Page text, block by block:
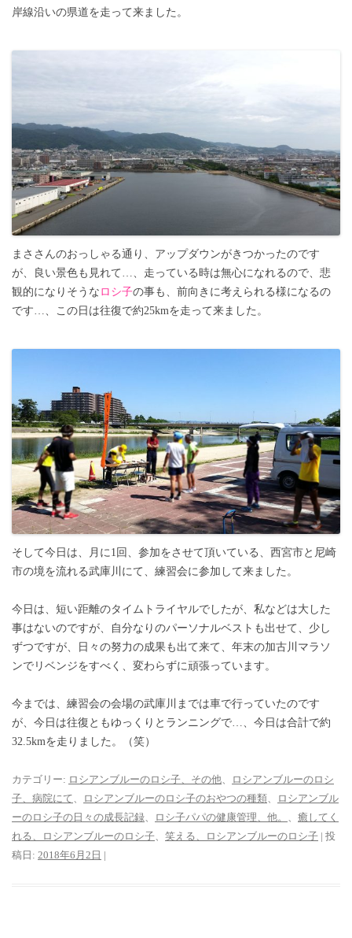
岸線沿いの県道を走って来ました。
まささんのおっしゃる通り、アップダウンがきつかったのです
が、良い景色も見れて…、走っている時は無心になれるので、悲
観的になりそうな ロシ子の事も、前向きに考えられる様になるの
です…、この日は往復で約25kmを走って来ました。
そして今日は、月に1回、参加をさせて頂いている、西宮市と尼崎
市の境を流れる武庫川にて、練習会に参加して来ました。
今日は、短い距離のタイムトライヤルでしたが、私などは大した
事はないのですが、自分なりのパーソナルベストも出せて、少し
ずつですが、日々の努力の成果も出て来て、年末の加古川マラソ
ンでリベンジをすべく、変わらずに頑張っています。
今までは、練習会の会場の武庫川までは車で行っていたのです
が、今日は往復ともゆっくりとランニングで…、今日は合計で約
32.5kmを走りました。（笑）
カテゴリー: ロシアンブルーのロシ子、その他、
ロシアンブルーのロシ
子、病院にて、 ロシアンブルーのロシ子のおやつの種類、
ロシアンブル
ーのロシ子の日々の成長記録、 ロシ子パパの健康管理、他。 、 癒してく
れる、ロシアンブルーのロシ子、 笑える、ロシアンブルーのロシ子 | 投
稿日: 2018年6月2日 |